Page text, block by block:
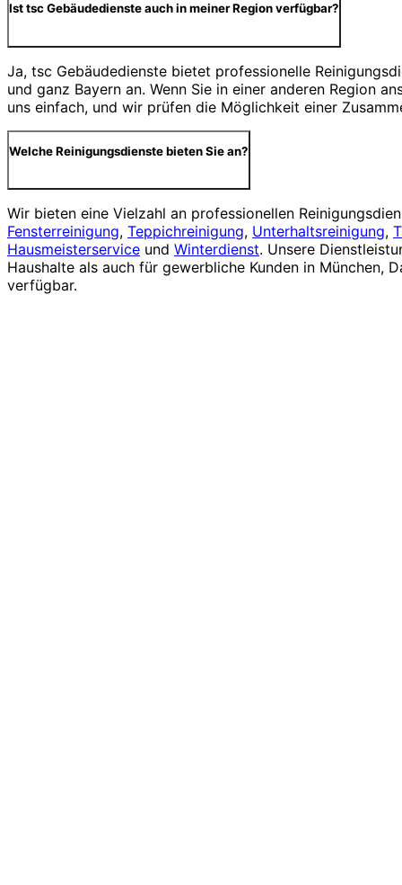
Ist tsc Gebäudedienste auch in meiner Region verfügbar?
Ja, tsc Gebäudedienste bietet professionelle
und ganz Bayern an. Wenn Sie in einer anderen Region
uns einfach, und wir prüfen die Möglichkeit einer
Welche Reinigungsdienste bieten Sie an?
Wir bieten eine Vielzahl an professionellen
Fensterreinigung, Teppichreinigung, Unterhaltsreinigung,
Hausmeisterservice und Winterdienst. Unsere
Haushalte als auch für gewerbliche Kunden in München,
verfügbar.